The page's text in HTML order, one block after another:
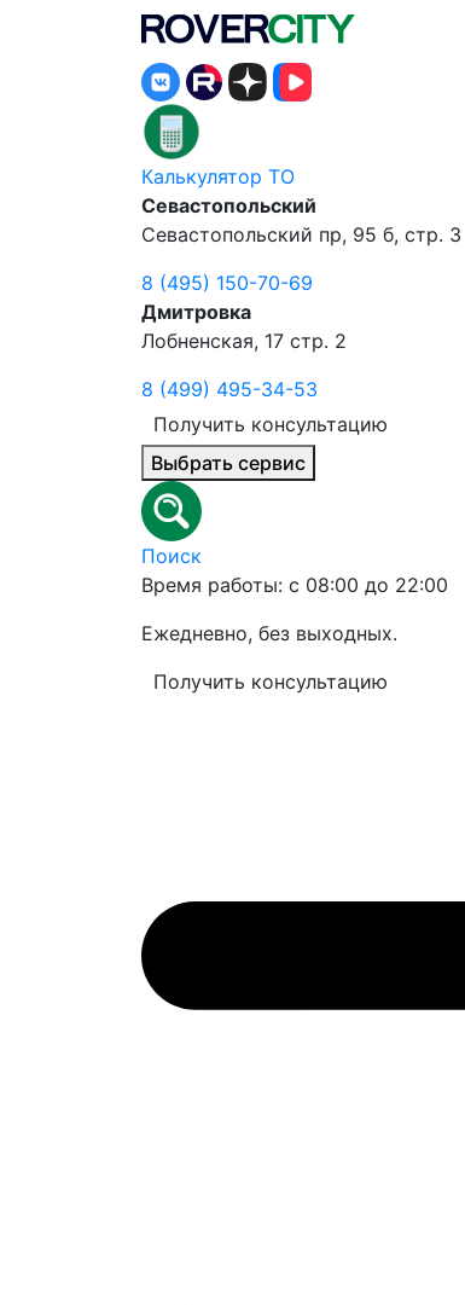
Калькулятор ТО
Севастопольский
Севастопольский пр, 95 б, стр. 3
8 (495) 150-70-69
Дмитровка
Лобненская, 17 стр. 2
8 (499) 495-34-53
Получить консультацию
Выбрать сервис
Поиск
Время работы: с 08:00 до 22:00
Ежедневно, без выходных.
Получить консультацию